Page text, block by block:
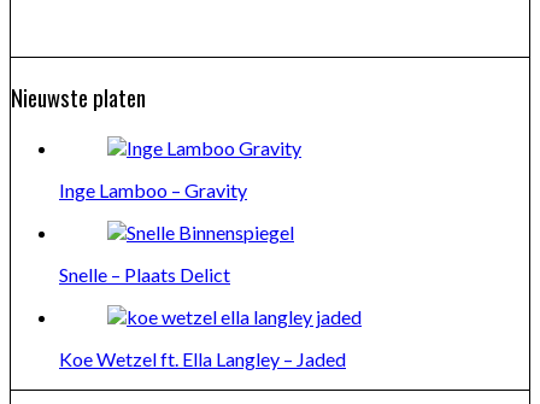
Nieuwste platen
Inge Lamboo – Gravity
Snelle – Plaats Delict
Koe Wetzel ft. Ella Langley – Jaded